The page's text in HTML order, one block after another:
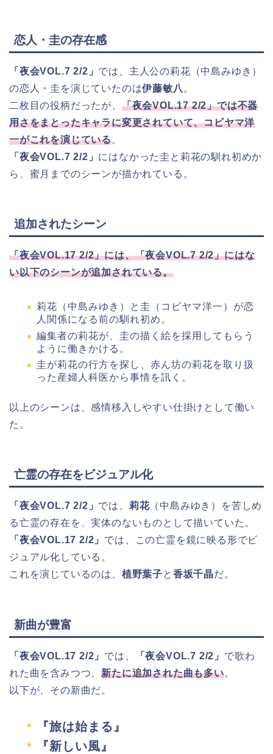
恋人・圭の存在感
「夜会VOL.7 2/2」 では、主人公の莉花（中島みゆき）
の恋人・圭を演じていたのは伊藤敏八 。
二枚目の役柄だったが、 「夜会VOL.17 2/2」では不器
用さをまとったキャラに変更されていて、コビヤマ洋
一がこれを演じている。
「夜会VOL.7 2/2」 にはなかった圭と莉花の馴れ初めか
ら、蜜月までのシーンが描かれている。
追加されたシーン
「夜会VOL.17 2/2」には、「夜会VOL.7 2/2」にはな
い以下のシーンが追加されている。
莉花（中島みゆき）と圭（コビヤマ洋一）が恋
人関係になる前の馴れ初め。
編集者の莉花が、圭の描く絵を採用してもらう
ように働きかける。
圭が莉花の行方を探し、赤ん坊の莉花を取り扱
った産婦人科医から事情を訊く。
以上のシーンは、感情移入しやすい仕掛けとして働い
た。
亡霊の存在をビジュアル化
「夜会VOL.7 2/2」 では、 莉花（中島みゆき）を苦しめ
る亡霊の存在を、実体のないものとして描いていた。
「夜会VOL.17 2/2」 では、この亡霊を鏡に映る形でビ
ジュアル化している。
これを演じているのは、 植野葉子と 香坂千晶だ。
新曲が豊富
「夜会VOL.17 2/2」 では、 「夜会VOL.7 2/2」 で歌わ
れた曲を含みつつ、新たに追加された曲も多い。
以下が、その新曲だ。
『旅は始まる』
『新しい風』